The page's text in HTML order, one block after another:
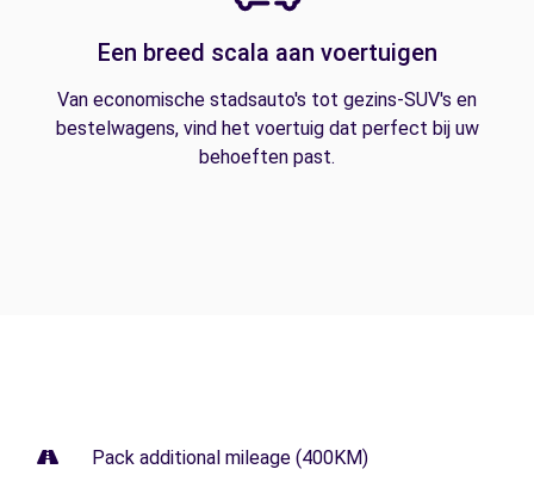
Een breed scala aan voertuigen
Van economische stadsauto's tot gezins-SUV's en
bestelwagens, vind het voertuig dat perfect bij uw
behoeften past.
Pack additional mileage (400KM)